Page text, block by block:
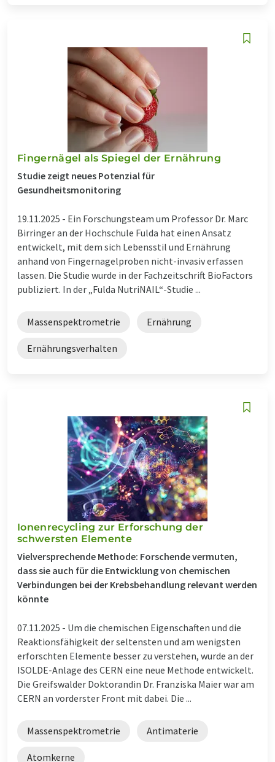
Fingernägel als Spiegel der Ernährung
Studie zeigt neues Potenzial für
Gesundheitsmonitoring
19.11.2025 - Ein Forschungsteam um Professor Dr. Marc
Birringer an der Hochschule Fulda hat einen Ansatz
entwickelt, mit dem sich Lebensstil und Ernährung
anhand von Fingernagelproben nicht-invasiv erfassen
lassen. Die Studie wurde in der Fachzeitschrift BioFactors
publiziert. In der „Fulda NutriNAIL“-Studie ...
Massenspektrometrie Ernährung
Ernährungsverhalten
Ionenrecycling zur Erforschung der
schwersten Elemente
Vielversprechende Methode: Forschende vermuten,
dass sie auch für die Entwicklung von chemischen
Verbindungen bei der Krebsbehandlung relevant werden
könnte
07.11.2025 - Um die chemischen Eigenschaften und die
Reaktionsfähigkeit der seltensten und am wenigsten
erforschten Elemente besser zu verstehen, wurde an der
ISOLDE-Anlage des CERN eine neue Methode entwickelt.
Die Greifswalder Doktorandin Dr. Franziska Maier war am
CERN an vorderster Front mit dabei. Die ...
Massenspektrometrie Antimaterie
Atomkerne